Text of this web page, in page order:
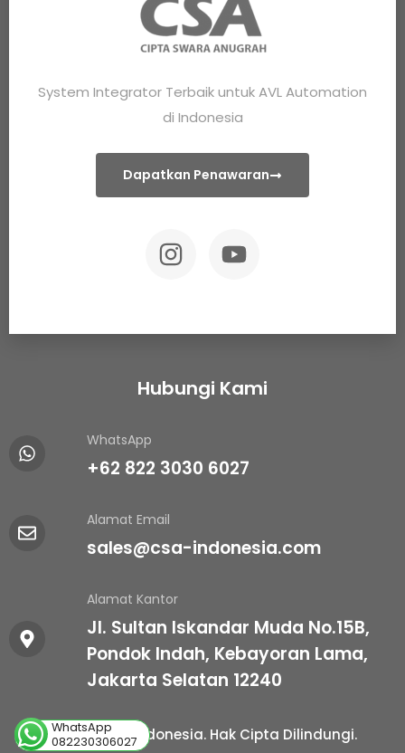
WhatsApp
082230306027
System Integrator Terbaik untuk AVL Automation
di Indonesia
Dapatkan Penawaran
Hubungi Kami
WhatsApp
+62 822 3030 6027
Alamat Email
sales@csa-indonesia.com
Alamat Kantor
Jl. Sultan Iskandar Muda No.15B,
Pondok Indah, Kebayoran Lama,
Jakarta Selatan 12240
© 2025 CSA Indonesia. Hak Cipta Dilindungi.